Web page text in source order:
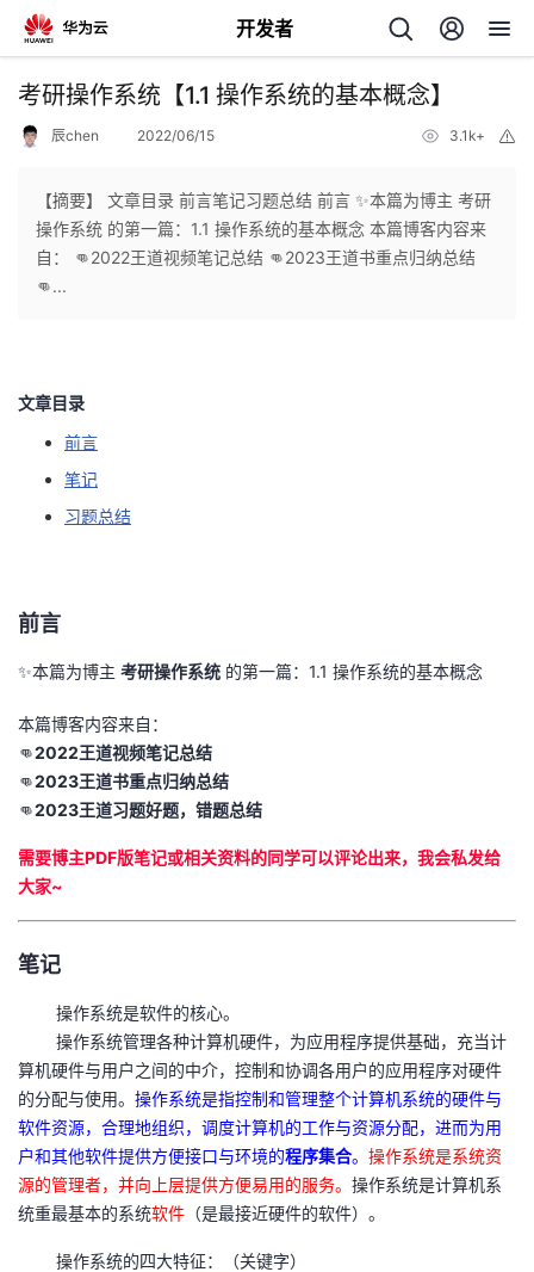
开发者
返
个
主
的
发
我
博
客
的
论
坛
我
的
圈
子
我
的
直
播
我
的
活
动
我
的
关
注
我
开
发
者
的
Programs
我
的
支
考研操作系统【1.1 操作系统的基本概念】
辰chen 2022/06/15 3.1k+
【摘要】 文章目录 前言笔记习题总结 前言 ✨本篇为博主 考研
操作系统 的第一篇：1.1 操作系统的基本概念 本篇博客内容来
自： 👊2022王道视频笔记总结 👊2023王道书重点归纳总结
👊...
文章目录
前言
笔记
习题总结
前言
✨本篇为博主 考研操作系统 的第一篇：1.1 操作系统的基本概念
本篇博客内容来自：
👊2022王道视频笔记总结
👊2023王道书重点归纳总结
👊2023王道习题好题，错题总结
需要博主PDF版笔记或相关资料的同学可以评论出来，我会私发给
大家~
笔记
操作系统是软件的核心。
操作系统管理各种计算机硬件，为应用程序提供基础，充当计
算机硬件与用户之间的中介，控制和协调各用户的应用程序对硬件
的分配与使用。 操作系统是指控制和管理整个计算机系统的硬件与
软件资源，合理地组织，调度计算机的工作与资源分配，进而为用
户和其他软件提供方便接口与环境的程序集合。 操作系统是系统资
源的管理者，并向上层提供方便易用的服务。 操作系统是计算机系
统重最基本的系统软件 （是最接近硬件的软件）。
操作系统的四大特征：（关键字）